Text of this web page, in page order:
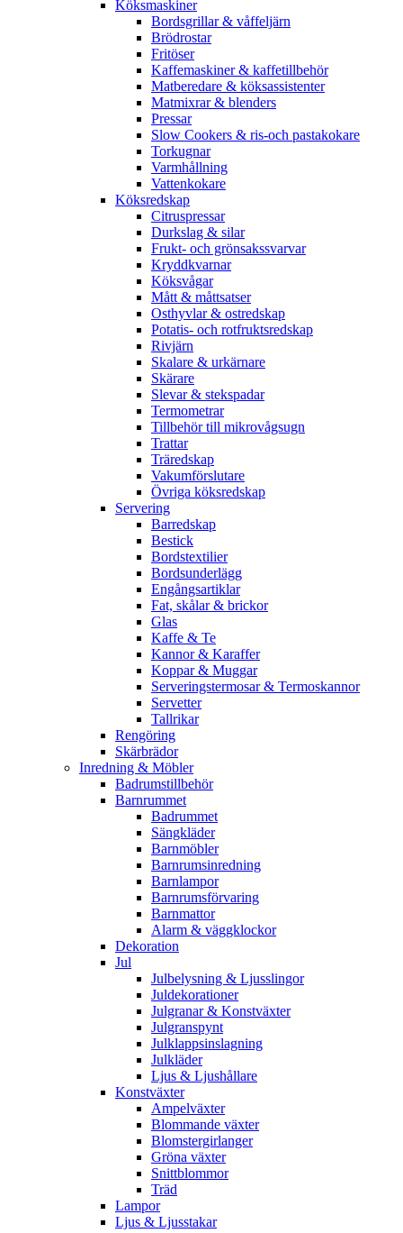
Köksmaskiner
Bordsgrillar & våffeljärn
Brödrostar
Fritöser
Kaffemaskiner & kaffetillbehör
Matberedare & köksassistenter
Matmixrar & blenders
Pressar
Slow Cookers & ris-och pastakokare
Torkugnar
Varmhållning
Vattenkokare
Köksredskap
Citruspressar
Durkslag & silar
Frukt- och grönsakssvarvar
Kryddkvarnar
Köksvågar
Mått & måttsatser
Osthyvlar & ostredskap
Potatis- och rotfruktsredskap
Rivjärn
Skalare & urkärnare
Skärare
Slevar & stekspadar
Termometrar
Tillbehör till mikrovågsugn
Trattar
Träredskap
Vakumförslutare
Övriga köksredskap
Servering
Barredskap
Bestick
Bordstextilier
Bordsunderlägg
Engångsartiklar
Fat, skålar & brickor
Glas
Kaffe & Te
Kannor & Karaffer
Koppar & Muggar
Serveringstermosar & Termoskannor
Servetter
Tallrikar
Rengöring
Skärbrädor
Inredning & Möbler
Badrumstillbehör
Barnrummet
Badrummet
Sängkläder
Barnmöbler
Barnrumsinredning
Barnlampor
Barnrumsförvaring
Barnmattor
Alarm & väggklockor
Dekoration
Jul
Julbelysning & Ljusslingor
Juldekorationer
Julgranar & Konstväxter
Julgranspynt
Julklappsinslagning
Julkläder
Ljus & Ljushållare
Konstväxter
Ampelväxter
Blommande växter
Blomstergirlanger
Gröna växter
Snittblommor
Träd
Lampor
Ljus & Ljusstakar